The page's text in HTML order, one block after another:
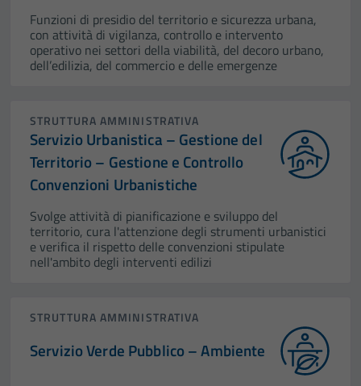
Funzioni di presidio del territorio e sicurezza urbana,
con attività di vigilanza, controllo e intervento
operativo nei settori della viabilità, del decoro urbano,
dell’edilizia, del commercio e delle emergenze
STRUTTURA AMMINISTRATIVA
Servizio Urbanistica – Gestione del
Territorio – Gestione e Controllo
Convenzioni Urbanistiche
Svolge attività di pianificazione e sviluppo del
territorio, cura l'attenzione degli strumenti urbanistici
e verifica il rispetto delle convenzioni stipulate
nell'ambito degli interventi edilizi
STRUTTURA AMMINISTRATIVA
Servizio Verde Pubblico – Ambiente